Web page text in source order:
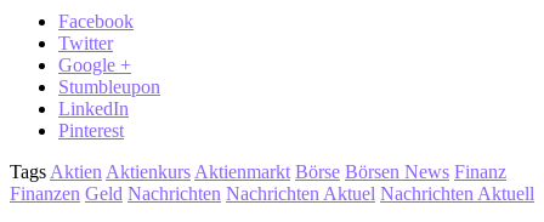
Facebook
Twitter
Google +
Stumbleupon
LinkedIn
Pinterest
Tags Aktien Aktienkurs Aktienmarkt Börse Börsen News Finanz
Finanzen Geld Nachrichten Nachrichten Aktuel Nachrichten Aktuell